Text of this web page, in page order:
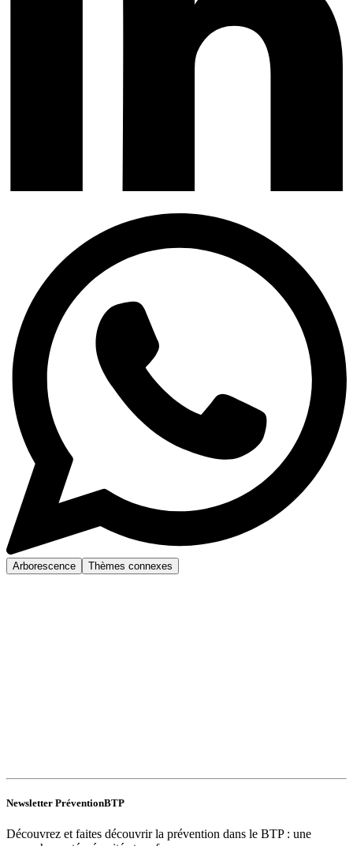
Arborescence Thèmes connexes
Newsletter PréventionBTP
Découvrez et faites découvrir la prévention dans le BTP : une